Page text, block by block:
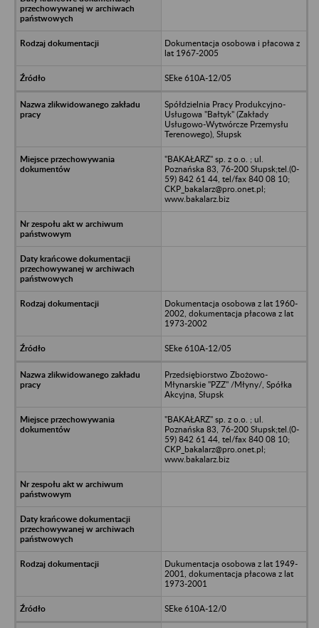
Dokumentacja osobowa i płacowa z
lat 1967-2005
SEke 610A-12/05
Spółdzielnia Pracy Produkcyjno-
Usługowa "Bałtyk" (Zakłady
Usługowo-Wytwórcze Przemysłu
Terenowego), Słupsk
"BAKAŁARZ" sp. z o.o. ; ul.
Poznańska 83, 76-200 Słupsk;tel.(0-
59) 842 61 44, tel/fax 840 08 10;
CKP_bakalarz@pro.onet.pl;
www.bakalarz.biz
Dokumentacja osobowa z lat 1960-
2002, dokumentacja płacowa z lat
1973-2002
SEke 610A-12/05
Przedsiębiorstwo Zbożowo-
Młynarskie "PZZ" /Młyny/, Spółka
Akcyjna, Słupsk
"BAKAŁARZ" sp. z o.o. ; ul.
Poznańska 83, 76-200 Słupsk;tel.(0-
59) 842 61 44, tel/fax 840 08 10;
CKP_bakalarz@pro.onet.pl;
www.bakalarz.biz
Dukumentacja osobowa z lat 1949-
2001, dokumentacja płacowa z lat
1973-2001
SEke 610A-12/0